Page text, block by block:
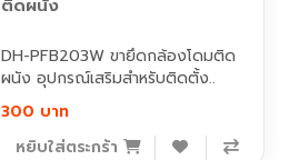
ติดผนัง
DH-PFB203W ขายึดกล้องโดมติด
ผนัง อุปกรณ์เสริมสำหรับติดตั้ง..
300 บาท
หยิบใส่ตระกร้า